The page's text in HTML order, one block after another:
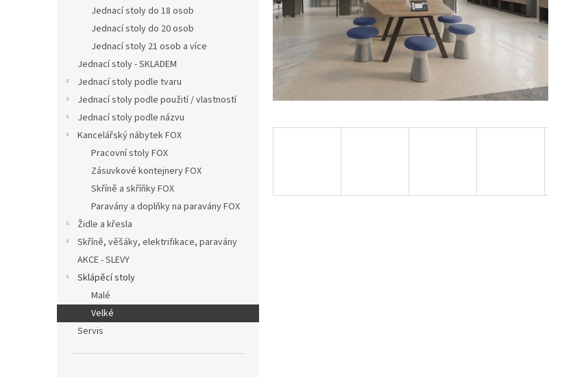
Jednací stoly do 18 osob
Jednací stoly do 20 osob
Jednací stoly 21 osob a více
Jednací stoly - SKLADEM
Jednací stoly podle tvaru
Jednací stoly podle použití / vlastností
Jednací stoly podle názvu
Kancelářský nábytek FOX
Pracovní stoly FOX
Zásuvkové kontejnery FOX
Skříně a skříňky FOX
Paravány a doplňky na paravány FOX
Židle a křesla
Skříně, věšáky, elektrifikace, paravány
AKCE - SLEVY
Sklápěcí stoly
Malé
Velké
Servis